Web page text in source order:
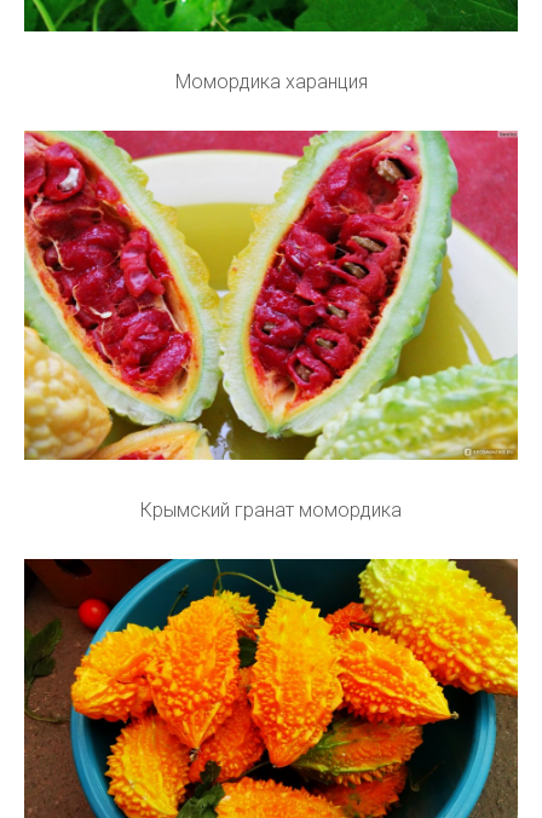
Момордика харанция
Крымский гранат момордика